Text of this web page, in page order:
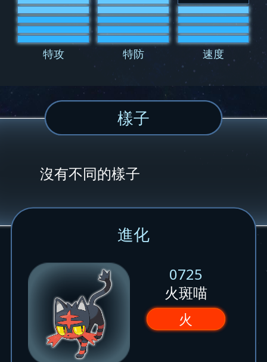
特攻 特防 速度
樣子
沒有不同的樣子
進化
0725
火斑喵
火